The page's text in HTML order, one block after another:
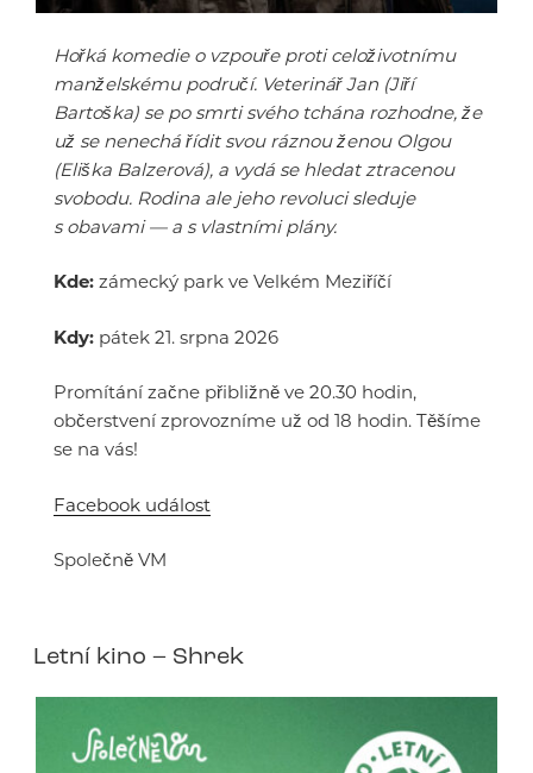
Hořká komedie o vzpouře proti celoživotnímu
manželskému područí. Veterinář Jan (Jiří
Bartoška) se po smrti svého tchána rozhodne, že
už se nenechá řídit svou ráznou ženou Olgou
(Eliška Balzerová), a vydá se hledat ztracenou
svobodu. Rodina ale jeho revoluci sleduje
s obavami — a s vlastními plány.
Kde: zámecký park ve Velkém Meziříčí
Kdy: pátek 21. srpna 2026
Promítání začne přibližně ve 20.30 hodin,
občerstvení zprovozníme už od 18 hodin. Těšíme
se na vás!
Facebook událost
Společně VM
Letní kino – Shrek